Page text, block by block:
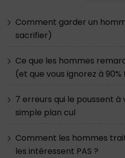
Comment garder un
sacrifier)
Ce que les hommes
(et que vous ignorez à 90%
7 erreurs qui le poussent à
simple plan cul
Comment les hommes
les intéressent PAS ?